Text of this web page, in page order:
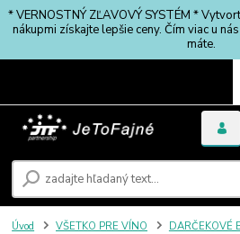
* VERNOSTNÝ ZĽAVOVÝ SYSTÉM *
nákupmi získajte lepšie ceny. Čím viac u
máte.
Úvod VŠETKO PRE VÍNO DARČEKOVÉ